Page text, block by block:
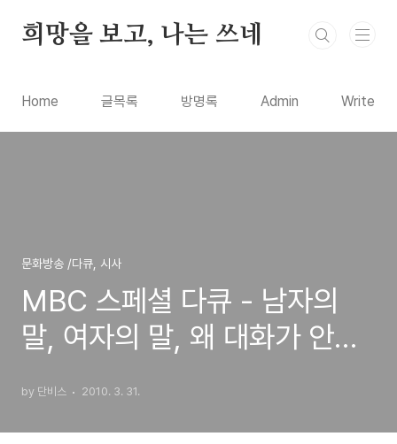
희망을 보고, 나는 쓰네
Home 글목록 방명록 Admin Write
문화방송 /다큐, 시사
MBC 스페셜 다큐 - 남자의
말, 여자의 말, 왜 대화가 안될
by 단비스 2010. 3. 31.